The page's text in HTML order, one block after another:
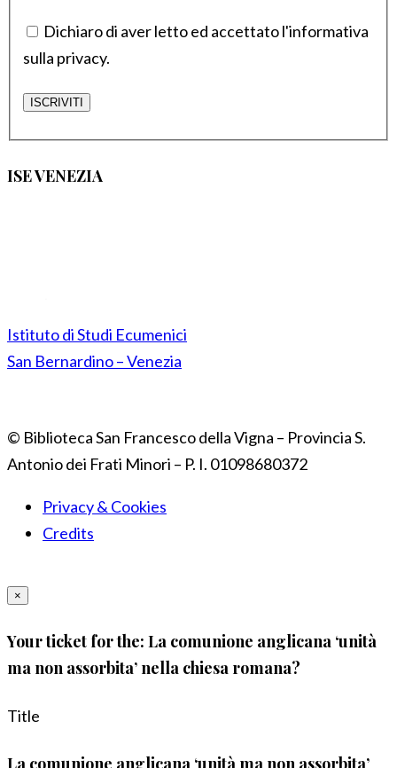
Dichiaro di aver letto ed accettato l'informativa
sulla privacy.
ISE VENEZIA
Istituto di Studi Ecumenici
San Bernardino – Venezia
© Biblioteca San Francesco della Vigna – Provincia S.
Antonio dei Frati Minori – P. I. 01098680372
Privacy & Cookies
Credits
×
Your ticket for the: La comunione anglicana ‘unità
ma non assorbita’ nella chiesa romana?
Title
La comunione anglicana ‘unità ma non assorbita’